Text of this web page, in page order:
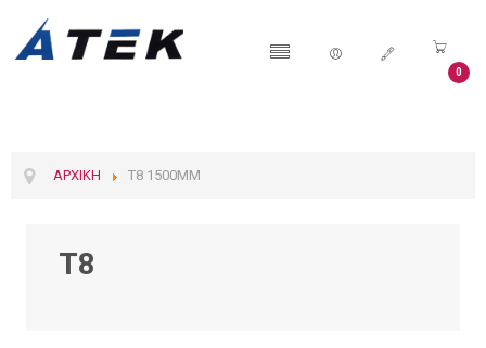
0
ΑΡΧΙΚΉ T8 1500MM
T8